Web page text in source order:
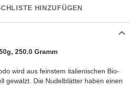
HINZUFÜGEN
250.0 Gramm
wird aus feinstem italienischen Bio-
gewalzt. Die Nudelblätter haben einen